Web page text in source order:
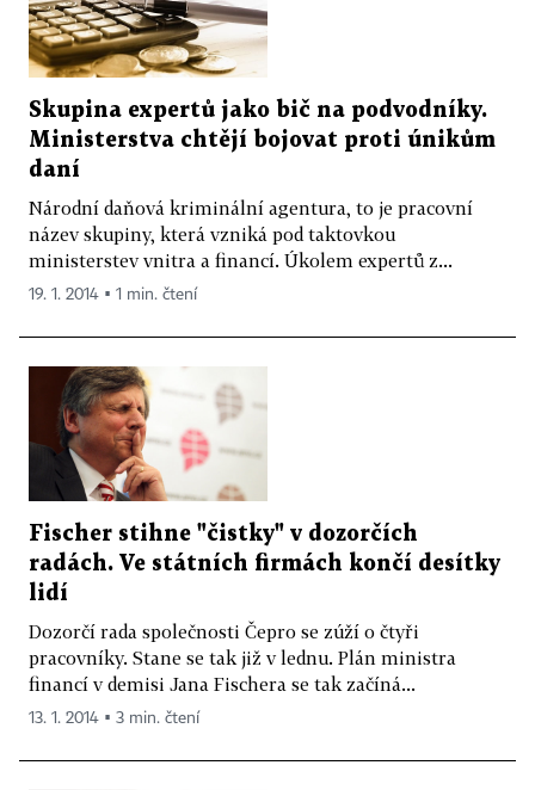
Skupina expertů jako bič na podvodníky.
Ministerstva chtějí bojovat proti únikům
daní
Národní daňová kriminální agentura, to je pracovní
název skupiny, která vzniká pod taktovkou
ministerstev vnitra a financí. Úkolem expertů z...
19. 1. 2014 ▪ 1 min. čtení
Fischer stihne "čistky" v dozorčích
radách. Ve státních firmách končí desítky
lidí
Dozorčí rada společnosti Čepro se zúží o čtyři
pracovníky. Stane se tak již v lednu. Plán ministra
financí v demisi Jana Fischera se tak začíná...
13. 1. 2014 ▪ 3 min. čtení